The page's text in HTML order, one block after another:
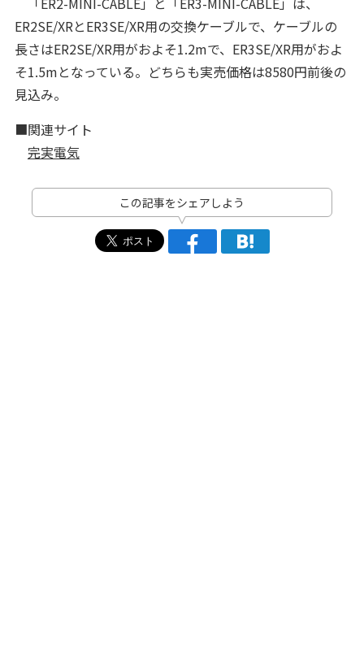
ER2SE/XRとER3SE/XR用の交換ケーブルで、ケーブルの
長さはER2SE/XR用がおよそ1.2mで、ER3SE/XR用がおよ
そ1.5mとなっている。どちらも実売価格は8580円前後の
見込み。
■関連サイト
完実電気
この記事をシェアしよう